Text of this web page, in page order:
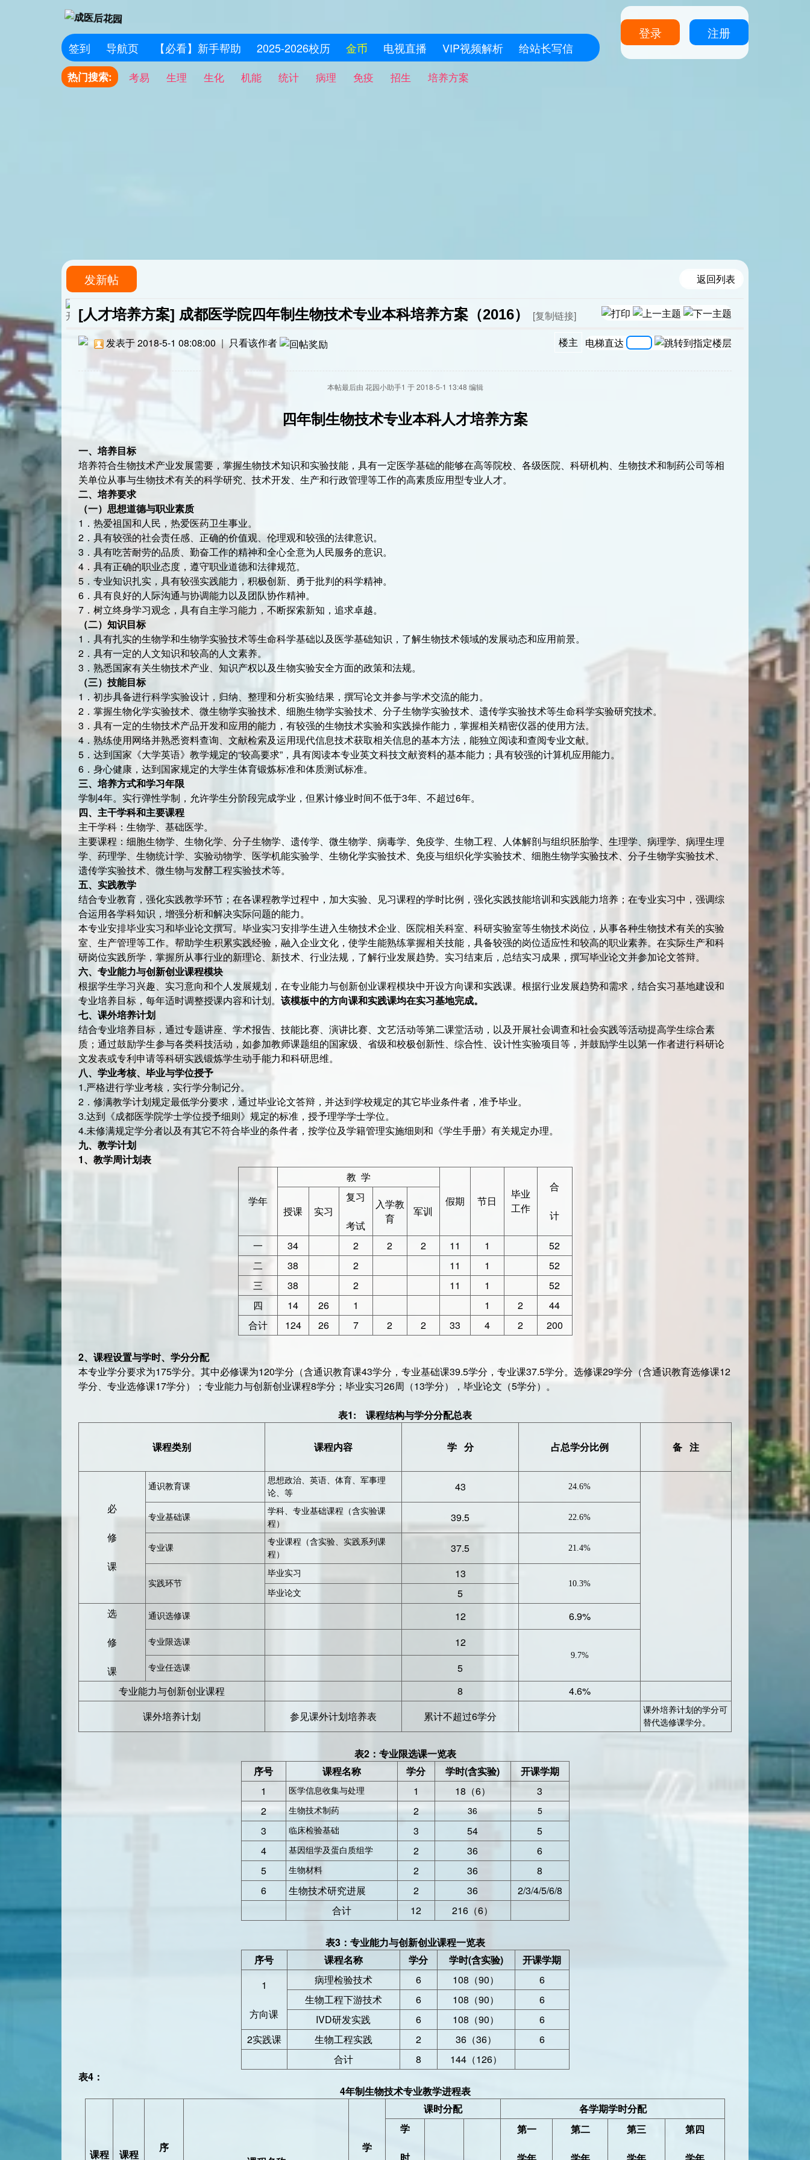
登录 注册
签到 导航页 【必看】新手帮助 2025-2026校历 金币 电视直播 VIP视频解析 给站长写信
热门搜索: 考易 生理 生化 机能 统计 病理 免疫 招生 培养方案
返回列表
发新帖
[人才培养方案] 成都医学院四年制生物技术专业本科培养方案（2016）
[复制链接]
电梯直达
楼主
发表于 2018-5-1 08:08:00 | 只看该作者
本帖最后由 花园小助手1 于 2018-5-1 13:48 编辑
四年制生物技术专业本科人才培养方案
一、培养目标
培养符合生物技术产业发展需要，掌握生物技术知识和实验技能，具有一定医学基础的能够在高等院校、各级医院、科研机构、生物技术和制药公司等相
关单位从事与生物技术有关的科学研究、技术开发、生产和行政管理等工作的高素质应用型专业人才。
二、培养要求
（一） 思想道德与职业素质
1．热爱祖国和人民，热爱医药卫生事业。
2．具有较强的社会责任感、正确的价值观、伦理观和较强的法律意识。
3．具有吃苦耐劳的品质、勤奋工作的精神和全心全意为人民服务的意识。
4．具有正确的职业态度，遵守职业道德和法律规范。
5．专业知识扎实，具有较强实践能力，积极创新、勇于批判的科学精神。
6．具有良好的人际沟通与协调能力以及团队协作精神。
7．树立终身学习观念，具有自主学习能力，不断探索新知，追求卓越。
（二）知识目标
1．具有扎实的生物学和生物学实验技术等生命科学基础以及医学基础知识，了解生物技术领域的发展动态和应用前景。
2．具有一定的人文知识和较高的人文素养。
3．熟悉国家有关生物技术产业、知识产权以及生物实验安全方面的政策和法规。
（三）技能目标
1．初步具备进行科学实验设计，归纳、整理和分析实验结果，撰写论文并参与学术交流的能力。
2．掌握生物化学实验技术、微生物学实验技术、细胞生物学实验技术、分子生物学实验技术、遗传学实验技术等生命科学实验研究技术。
3．具有一定的生物技术产品开发和应用的能力，有较强的生物技术实验和实践操作能力，掌握相关精密仪器的使用方法。
4．熟练使用网络并熟悉资料查询、文献检索及运用现代信息技术获取相关信息的基本方法，能独立阅读和查阅专业文献。
5．达到国家《大学英语》教学规定的“较高要求”，具有阅读本专业英文科技文献资料的基本能力；具有较强的计算机应用能力。
6．身心健康，达到国家规定的大学生体育锻炼标准和体质测试标准。
三、培养方式和学习年限
学制4年。实行弹性学制，允许学生分阶段完成学业，但累计修业时间不低于3年、不超过6年。
四、主干学科和主要课程
主干学科：生物学、基础医学。
主要课程：细胞生物学、生物化学、分子生物学、遗传学、微生物学、病毒学、免疫学、生物工程、人体解剖与组织胚胎学、生理学、病理学、病理生理
学、药理学、生物统计学、实验动物学、医学机能实验学、生物化学实验技术、免疫与组织化学实验技术、细胞生物学实验技术、分子生物学实验技术、
遗传学实验技术、微生物与发酵工程实验技术等。
五、 实践教学
结合专业教育，强化实践教学环节；在各课程教学过程中，加大实验、见习课程的学时比例，强化实践技能培训和实践能力培养；在专业实习中，强调综
合运用各学科知识，增强分析和解决实际问题的能力。
本专业安排毕业实习和毕业论文撰写。毕业实习安排学生进入生物技术企业、医院相关科室、科研实验室等生物技术岗位，从事各种生物技术有关的实验
室、生产管理等工作。帮助学生积累实践经验，融入企业文化，使学生能熟练掌握相关技能，具备较强的岗位适应性和较高的职业素养。在实际生产和科
研岗位实践所学，掌握所从事行业的新理论、新技术、行业法规，了解行业发展趋势。实习结束后，总结实习成果，撰写毕业论文并参加论文答辩。
六、专业能力与创新创业课程模块
根据学生学习兴趣、实习意向和个人发展规划，在专业能力与创新创业课程模块中开设方向课和实践课。根据行业发展趋势和需求，结合实习基地建设和
专业培养目标，每年适时调整授课内容和计划。 该模板中的方向课和实践课均在实习基地完成。
七、课外培养计划
结合专业培养目标，通过专题讲座、学术报告、技能比赛、演讲比赛、文艺活动等第二课堂活动，以及开展社会调查和社会实践等活动提高学生综合素
质；通过鼓励学生参与各类科技活动，如参加教师课题组的国家级、省级和校极创新性、综合性、设计性实验项目等，并鼓励学生以第一作者进行科研论
文发表或专利申请等科研实践锻炼学生动手能力和科研思维。
八、学业考核、毕业与学位授予
1.严格进行学业考核，实行学分制记分。
2．修满教学计划规定最低学分要求，通过毕业论文答辩，并达到学校规定的其它毕业条件者，准予毕业。
3.达到《成都医学院学士学位授予细则》规定的标准，授予理学学士学位。
4.未修满规定学分者以及有其它不符合毕业的条件者，按学位及学籍管理实施细则和《学生手册》有关规定办理。
九、教学计划
1、 教学周计划表
学年
教 学
假期
节日
毕业
工作
合
计
授课 实习
复习
考试
入学教
育
军训
一 34 2 2 2 11 1
52
二
38 2 11 1
52
三
38 2 11 1
52
四
14 26 1 1 2
44
合计
124 26 7 2 2 33 4 2 200
2、课程设置与学时、学分分配
本专业学分要求为175学分。其中必修课为120学分（含通识教育课43学分，专业基础课39.5学分，专业课37.5学分。选修课29学分（含通识教育选修课12
学分、专业选修课17学分）；专业能力与创新创业课程8学分；毕业实习26周（13学分），毕业论文（5学分）。
表1: 课程结构与学分分配总表
课程类别 课程内容 学 分 占总学分比例 备 注
必
修
课
通识教育课
思想政治、英语、体育、军事理
论、等
43 24.6%
专业基础课
学科、专业基础课程（含实验课
程）
39.5 22.6%
专业课
专业课程（含实验、实践系列课
程）
37.5 21.4%
实践环节
毕业实习 13
10.3%
毕业论文
5
选
修
课
通识选修课 12 6.9%
专业限选课 12
9.7%
专业任选课
5
专业能力与创新创业课程
8
4.6%
课外培养计划
参见课外计划培养表 累计不超过6学分
课外培养计划的学分可
替代选修课学分。
表2：专业限选课一览表
序号
课程名称 学分 学时(含实验)
开课学期
1
医学信息收集与处理 1 18（6）
3
2
生物技术制药 2 36 5
3 临床检验基础 3 54
5
4
基因组学及蛋白质组学 2 36
6
5
生物材料 2 36
8
6
生物技术研究进展 2 36
2/3/4/5/6/8
合计
12 216（6）
表3：专业能力与创新创业课程一览表
序号
课程名称 学分 学时(含实验)
开课学期
1
方向课
病理检验技术 6 108（90）
6
生物工程下游技术
6 108（90）
6
IVD研发实践
6 108（90）
6
2实践课
生物工程实践 2 36（36）
6
合计
8
144（126）
表4：
4年制生物技术专业教学进程表
课程 课程
序
学
课时分配
各学期学时分配
学
第一 第二 第三 第四